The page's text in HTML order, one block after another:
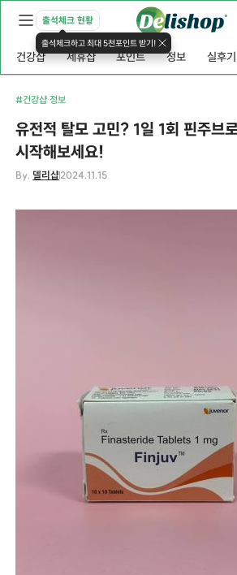
출석체크 현황
출석체크하고 최대 5천포인트 받기!
건강샵 제휴샵 포인트 정보 실후기
#건강샵 정보
유전적 탈모 고민? 1일 1회 핀주브
시작해보세요!
By. 델리샵2024.11.15